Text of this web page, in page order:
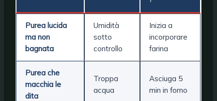
Purea lucida
ma non
bagnata
Umidità
sotto
controllo
Inizia a
incorporare
farina
Purea che
macchia le
dita
Troppa
acqua
Asciuga 5
min in forno